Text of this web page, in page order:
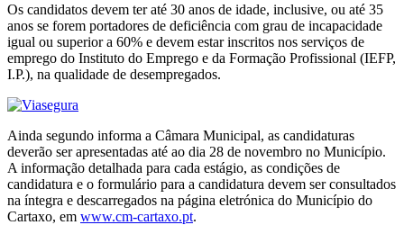
Os candidatos devem ter até 30 anos de idade, inclusive, ou até 35
anos se forem portadores de deficiência com grau de incapacidade
igual ou superior a 60% e devem estar inscritos nos serviços de
emprego do Instituto do Emprego e da Formação Profissional (IEFP,
I.P.), na qualidade de desempregados.
Ainda segundo informa a Câmara Municipal, as candidaturas
deverão ser apresentadas até ao dia 28 de novembro no Município.
A informação detalhada para cada estágio, as condições de
candidatura e o formulário para a candidatura devem ser consultados
na íntegra e descarregados na página eletrónica do Município do
Cartaxo, em www.cm-cartaxo.pt.